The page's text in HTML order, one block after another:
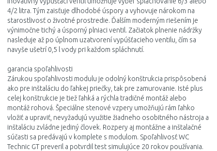
4/2 litra. Tým zaisťuje dlhodobé úspory a vyhovuje nárokom na
starostlivosť o životné prostredie. Ďalším moderným riešením je
výnimočne tichý a úsporný plniaci ventil. Začiatok plnenie nádržky
nasleduje až po úplnom uzatvorení vypúšťacieho ventilu, čím sa
navyše ušetrí 0,5 l vody pri každom spláchnutí.
garancia spoľahlivosti
Zárukou spoľahlivosti modulu je odolný konštrukcia prispôsobená
ako pre inštaláciu do ľahkej priečky, tak pre zamurovanie. Isté plus
celej konštrukcie je tiež ľahká a rýchla tradičné montáž alebo
montáž rohová. Špeciálne stenové vzpery umožňujú rám ľahko
vložiť a upraviť, nevyžadujú využitie žiadneho osobitného nástroja a
inštaláciu zvládne jediný človek. Rozpery aj montážne a inštalačné
súčasti sa predávajú v komplete s modulom. Spoľahlivosť WC
Technic GT preveril a potvrdil test simulujúce 20 rokov používania.